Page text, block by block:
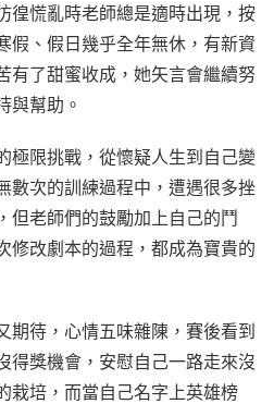
徨慌亂時老師總是適時出現，按
假、假日幾乎全年無休，有新資
有了甜蜜收成，她矢言會繼續努
與幫助。
極限挑戰，從懷疑人生到自己變
數次的訓練過程中，遭遇很多挫
但老師們的鼓勵加上自己的鬥
修改劇本的過程，都成為寶貴的
期待，心情五味雜陳，賽後看到
得獎機會，安慰自己一路走來沒
栽培，而當自己名字上英雄榜